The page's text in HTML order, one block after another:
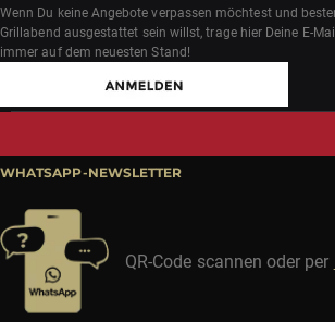
Wenn Du keine Angebote verpassen möchtest und
Grillabend ausgestattet sein willst, trage hier Deine E-
immer auf dem neuesten Stand!
WHATSAPP-NEWSLETTER
QR-Code scannen oder per